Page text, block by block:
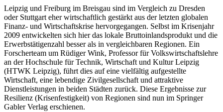
Leipzig und Freiburg im Breisgau sind im Vergleich zu Dresden
oder Stuttgart eher wirtschaftlich gestärkt aus der letzten globalen
Finanz- und Wirtschaftskrise hervorgegangen. Selbst im Krisenjahr
2009 entwickelten sich hier das lokale Bruttoinlandsprodukt und die
Erwerbstätigenzahl besser als in vergleichbaren Regionen. Ein
Forscherteam um Rüdiger Wink, Professor für Volkswirtschaftslehre
an der Hochschule für Technik, Wirtschaft und Kultur Leipzig
(HTWK Leipzig), führt dies auf eine vielfältig aufgestellte
Wirtschaft, eine lebendige Zivilgesellschaft und attraktive
Dienstleistungen in beiden Städten zurück. Diese Ergebnisse zur
Resilienz (Krisenfestigkeit) von Regionen sind nun im Springer
Gabler Verlag erschienen.